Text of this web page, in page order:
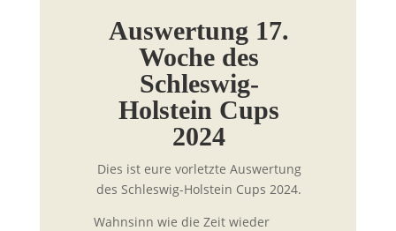
Auswertung 17.
Woche des
Schleswig-
Holstein Cups
2024
Dies ist eure vorletzte Auswertung
des Schleswig-Holstein Cups 2024.
Wahnsinn wie die Zeit wieder